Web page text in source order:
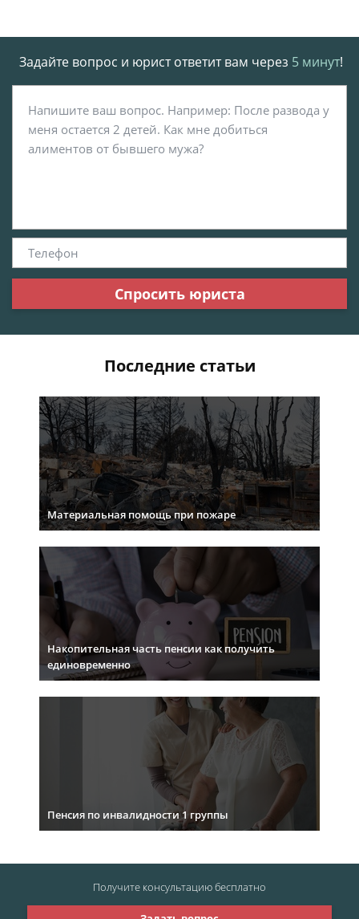
Задайте вопрос и юрист ответит вам через 5 минут!
Спросить юриста
Последние статьи
Материальная помощь при пожаре
Накопительная часть пенсии как получить
единовременно
Пенсия по инвалидности 1 группы
Получите консультациюбесплатно